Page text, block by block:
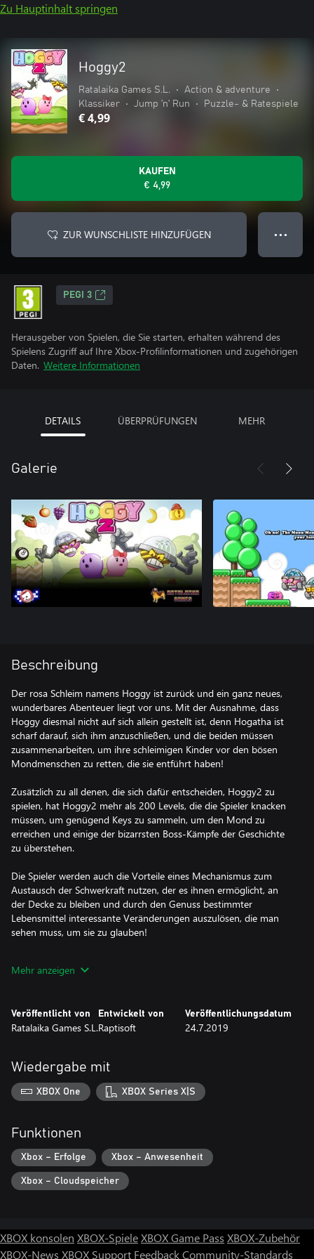
Zu Hauptinhalt springen
Hoggy2
Ratalaika Games S.L. • Action & adventure
•
Klassiker
• Jump ’n’ Run • Puzzle- & Ratespiele
€ 4,99
KAUFEN
€ 4,99
ZUR WUNSCHLISTE HINZUFÜGEN ● ● ●
PEGI 3
Herausgeber von Spielen, die Sie starten, erhalten während des
Spielens Zugriff auf Ihre Xbox-Profilinformationen und zugehörigen
Daten. Weitere Informationen
DETAILS ÜBERPRÜFUNGEN MEHR
Galerie
Beschreibung
Der rosa Schleim namens Hoggy ist zurück und ein ganz neues,
wunderbares Abenteuer liegt vor uns. Mit der Ausnahme, dass
Hoggy diesmal nicht auf sich allein gestellt ist, denn Hogatha ist
scharf darauf, sich ihm anzuschließen, und die beiden müssen
zusammenarbeiten, um ihre schleimigen Kinder vor den bösen
Mondmenschen zu retten, die sie entführt haben!
Zusätzlich zu all denen, die sich dafür entscheiden, Hoggy2 zu
spielen, hat Hoggy2 mehr als 200 Levels, die die Spieler knacken
müssen, um genügend Keys zu sammeln, um den Mond zu
erreichen und einige der bizarrsten Boss-Kämpfe der Geschichte
zu überstehen.
Die Spieler werden auch die Vorteile eines Mechanismus zum
Austausch der Schwerkraft nutzen, der es ihnen ermöglicht, an
der Decke zu bleiben und durch den Genuss bestimmter
Lebensmittel interessante Veränderungen auszulösen, die man
sehen muss, um sie zu glauben!
* Klassische Platformer-Action
* 2 spielbare Figuren
* Handmade Levels
Mehr anzeigen
Veröffentlicht von
Ratalaika Games S.L.
Entwickelt von
Raptisoft
Veröffentlichungsdatum
24.7.2019
Wiedergabe mit
XBOX One XBOX Series X|S
Funktionen
Xbox – Erfolge Xbox – Anwesenheit
Xbox – Cloudspeicher
XBOX konsolen XBOX-SpieleXBOX Game Pass XBOX-Zubehör
XBOX-News XBOX Support FeedbackCommunity-Standards